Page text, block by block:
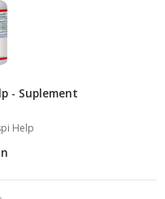
- Suplement
Help